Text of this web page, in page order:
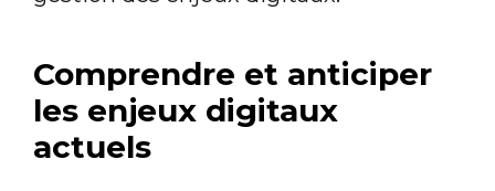
Comprendre et anticiper
les enjeux digitaux
actuels